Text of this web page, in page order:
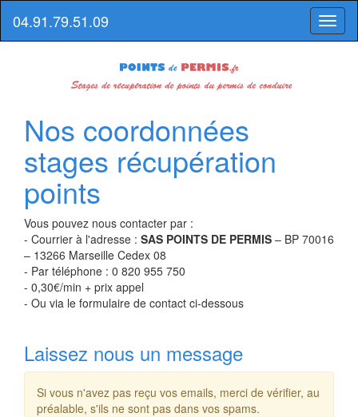
04.91.79.51.09
Nos coordonnées
stages récupération
points
Vous pouvez nous contacter par :
- Courrier à l'adresse : SAS POINTS DE PERMIS – BP 70016
– 13266 Marseille Cedex 08
- Par téléphone : 0 820 955 750
- 0,30€/min + prix appel
- Ou via le formulaire de contact ci-dessous
Laissez nous un message
Si vous n'avez pas reçu vos emails, merci de vérifier, au
préalable, s'ils ne sont pas dans vos spams.